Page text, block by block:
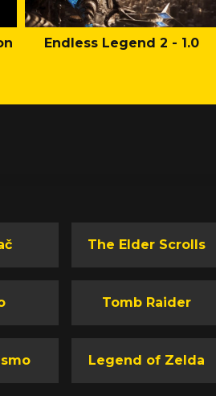
Endless Legend 2 - 1.0
The Elder Scrolls
Tomb Raider
Legend of Zelda